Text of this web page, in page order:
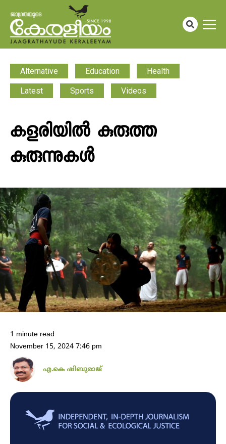
Alternative Education Health
Latest Sports Videos
കളരിയിൽ കുരുത്ത
കുരുന്നുകൾ
1 minute read
November 15, 2024 7:46 pm
എ.കെ ഷിബുരാജ്